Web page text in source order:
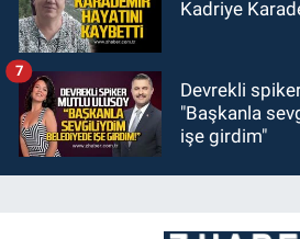
Kadriye
Devrekli
"Başkanla
işe girdim"
7